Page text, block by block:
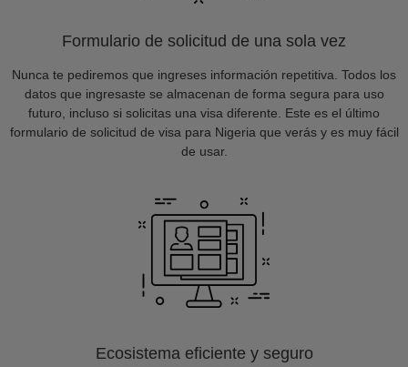
Formulario de solicitud de una sola vez
Nunca te pediremos que ingreses información repetitiva. Todos los
datos que ingresaste se almacenan de forma segura para uso
futuro, incluso si solicitas una visa diferente. Este es el último
formulario de solicitud de visa para Nigeria que verás y es muy fácil
de usar.
Ecosistema eficiente y seguro